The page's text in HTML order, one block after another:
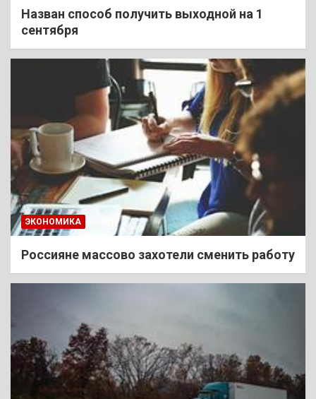
Назван способ получить выходной на 1
сентября
ЭКОНОМИКА
Россияне массово захотели сменить работу